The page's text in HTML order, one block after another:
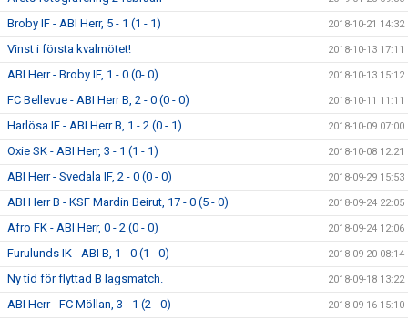
Broby IF - ABI Herr, 5 - 1 (1 - 1) 2018-10-21 14:32
Vinst i första kvalmötet! 2018-10-13 17:11
ABI Herr - Broby IF, 1 - 0 (0- 0) 2018-10-13 15:12
FC Bellevue - ABI Herr B, 2 - 0 (0 - 0) 2018-10-11 11:11
Harlösa IF - ABI Herr B, 1 - 2 (0 - 1) 2018-10-09 07:00
Oxie SK - ABI Herr, 3 - 1 (1 - 1) 2018-10-08 12:21
ABI Herr - Svedala IF, 2 - 0 (0 - 0) 2018-09-29 15:53
ABI Herr B - KSF Mardin Beirut, 17 - 0 (5 - 0) 2018-09-24 22:05
Afro FK - ABI Herr, 0 - 2 (0 - 0) 2018-09-24 12:06
Furulunds IK - ABI B, 1 - 0 (1 - 0) 2018-09-20 08:14
Ny tid för flyttad B lagsmatch. 2018-09-18 13:22
ABI Herr - FC Möllan, 3 - 1 (2 - 0) 2018-09-16 15:10